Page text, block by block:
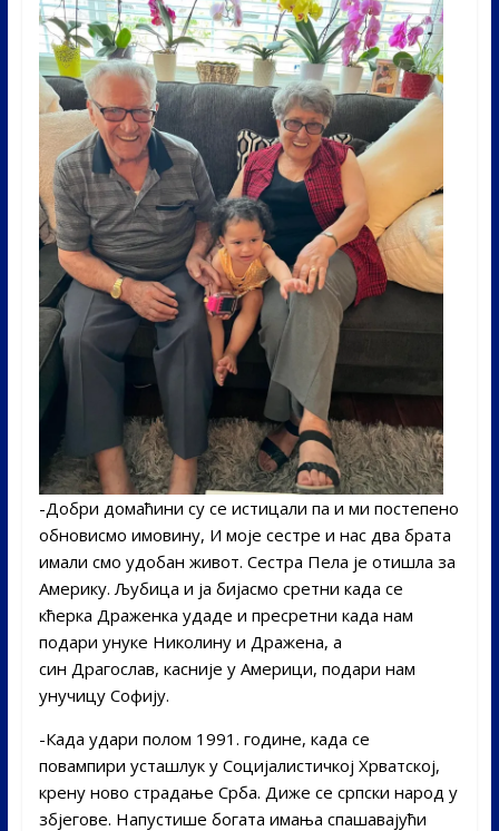
-Добри домаћини су се истицали па и ми постепено
обновисмо имовину, И моје сестре и нас два брата
имали смо удобан живот. Сестра Пела је отишла за
Америку. Љубица и ја бијасмо сретни када се
кћерка Драженка удаде и пресретни када нам
подари унуке Николину и Дражена, а
син Драгослав, касније у Америци, подари нам
унучицу Софију.
-Када удари полом 1991. године, када се
повампири усташлук у Социјалистичкој Хрватској,
крену ново страдање Срба. Диже се српски народ у
збјегове. Напустише богата имања спашавајући